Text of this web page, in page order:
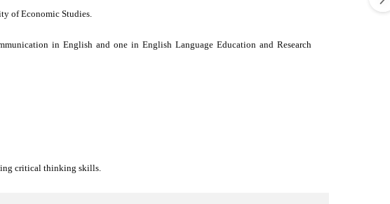
of Economic Studies.
in English and one in English Language Education and Research
critical thinking skills.